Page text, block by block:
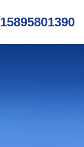
15895801390